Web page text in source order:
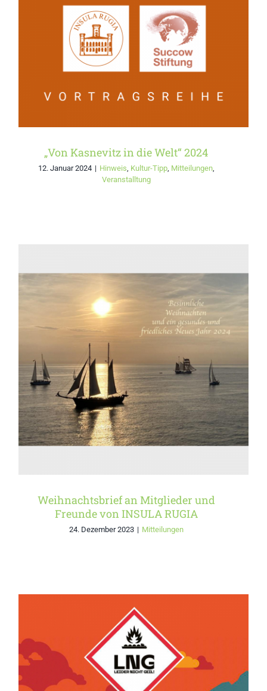
„Von Kasnevitz in die
Welt“ 2024
„Von Kasnevitz in die Welt“ 2024
12. Januar 2024 | Hinweis, Kultur-Tipp, Mitteilungen,
Veranstalltung
Weihnachtsbrief an
Mitglieder und Freunde
von INSULA RUGIA
Weihnachtsbrief an Mitglieder und
Freunde von INSULA RUGIA
24. Dezember 2023 | Mitteilungen